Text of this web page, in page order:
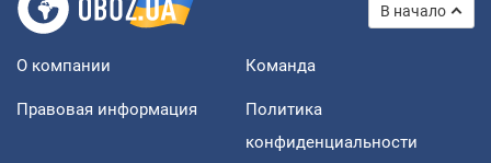
В начало
О компании Команда
Правовая информация
Политика
конфиденциальности